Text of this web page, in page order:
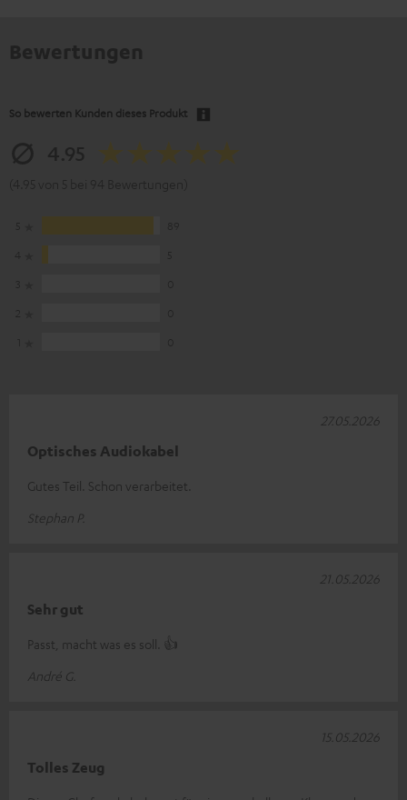
So bewerten Kunden dieses Produkt
Optisches Audiokabel
Gutes Teil. Schon verarbeitet.
Stephan P.
27.05.2026
Sehr gut
Passt, macht was es soll. 👍
André G.
21.05.2026
Tolles Zeug
15.05.2026